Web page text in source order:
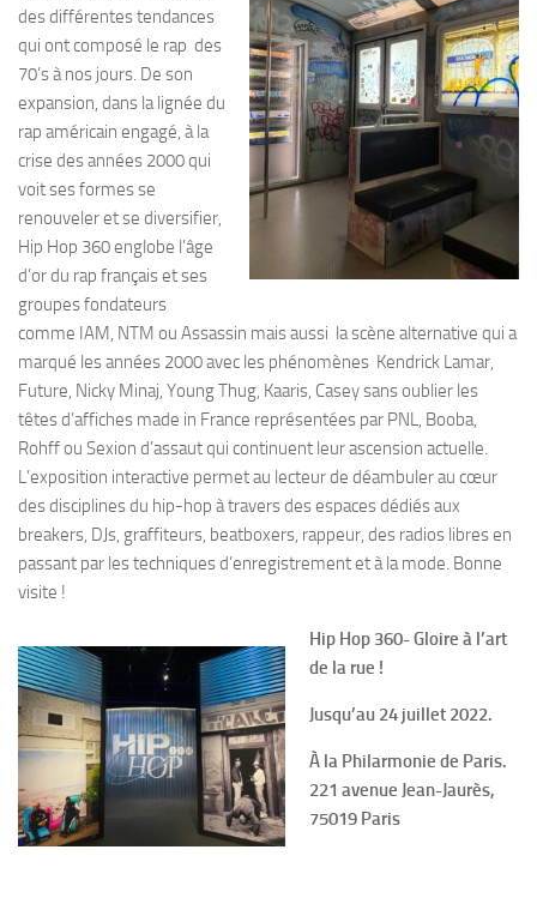
des différentes tendances
qui ont composé le rap des
70’s à nos jours. De son
expansion, dans la lignée du
rap américain engagé, à la
crise des années 2000 qui
voit ses formes se
renouveler et se diversifier,
Hip Hop 360 englobe l’âge
d’or du rap français et ses
groupes fondateurs
comme IAM, NTM ou Assassin mais aussi la scène alternative qui a
marqué les années 2000 avec les phénomènes Kendrick Lamar,
Future, Nicky Minaj, Young Thug, Kaaris, Casey sans oublier les
têtes d’affiches made in France représentées par PNL, Booba,
Rohff ou Sexion d’assaut qui continuent leur ascension actuelle.
L’exposition interactive permet au lecteur de déambuler au cœur
des disciplines du hip-hop à travers des espaces dédiés aux
breakers, DJs, graffiteurs, beatboxers, rappeur, des radios libres en
passant par les techniques d’enregistrement et à la mode. Bonne
visite !
Hip Hop 360- Gloire à l’art
de la rue !
Jusqu’au 24 juillet 2022.
À la Philarmonie de Paris.
221 avenue Jean-Jaurès,
75019 Paris